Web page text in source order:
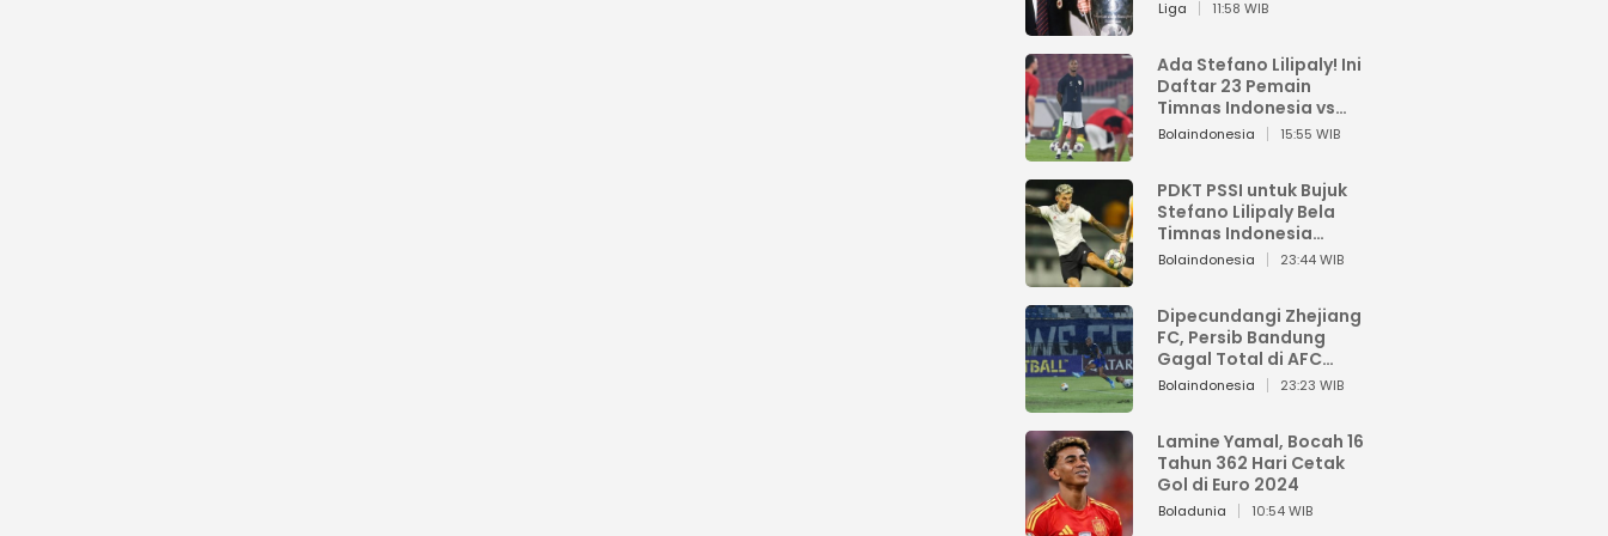
Liga 11:58 WIB
Ada Stefano Lilipaly! Ini
Daftar 23 Pemain
Timnas Indonesia vs
China
Bolaindonesia 15:55 WIB
PDKT PSSI untuk Bujuk
Stefano Lilipaly Bela
Timnas Indonesia
Berakhir Berantakan
Bolaindonesia 23:44 WIB
Dipecundangi Zhejiang
FC, Persib Bandung
Gagal Total di AFC
Champions League Two
Bolaindonesia 23:23 WIB
Lamine Yamal, Bocah 16
Tahun 362 Hari Cetak
Gol di Euro 2024
Boladunia 10:54 WIB